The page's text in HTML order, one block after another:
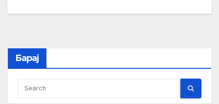
Барај